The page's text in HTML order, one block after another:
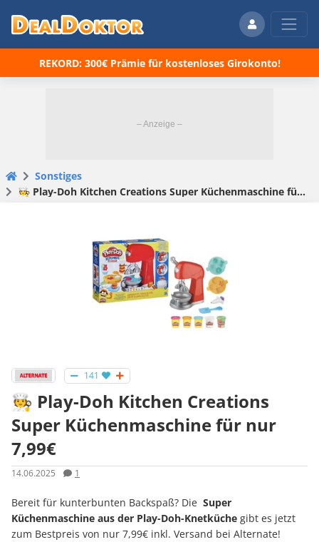
REKORD: 300€ Prämie für kostenloses Girokonto!
Sonstiges
🧑‍🍳 Play-Doh Kitchen Creations Super Küchenmaschine für nur 7,99€
141
🧑‍🍳 Play-Doh Kitchen Creations
Super Küchenmaschine für nur
7,99€
14.06.2025 1
Bereit für kunterbunten Backspaß? Die Super
Küchenmaschine aus der Play-Doh-Knetküche gibt es jetzt
zum Bestpreis von nur 7,99€ inkl. Versand bei Alternate!